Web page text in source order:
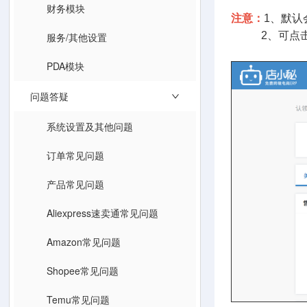
财务模块
服务/其他设置
PDA模块
问题答疑
系统设置及其他问题
订单常见问题
产品常见问题
Aliexpress速卖通常见问题
Amazon常见问题
Shopee常见问题
Temu常见问题
注意： 1、默认
2、可点击管